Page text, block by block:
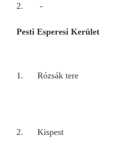
2. -
Pesti Esperesi Kerület
1. Rózsák tere
2. Kispest